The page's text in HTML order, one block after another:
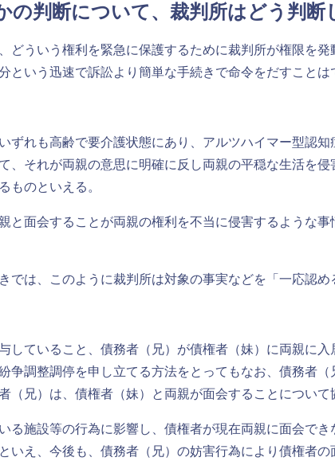
判断について、裁判所はどう判断
ういう権利を緊急に保護するために裁判所が権限を
いう迅速で訴訟より簡単な手続きで命令をだすことは
れも高齢で要介護状態にあり、アルツハイマー型認
、それが両親の意思に明確に反し両親の平穏な生活を
ものといえる。
面会することが両親の権利を不当に侵害するような
は、このように裁判所は対象の事実などを「一応認め
ていること、債務者（兄）が債権者（妹）に両親に
調整調停を申し立てる方法をとってもなお、債務者
兄）は、債権者（妹）と両親が面会することについて
施設等の行為に影響し、債権者が現在両親に面会で
え、今後も、債務者（兄）の妨害行為により債権者